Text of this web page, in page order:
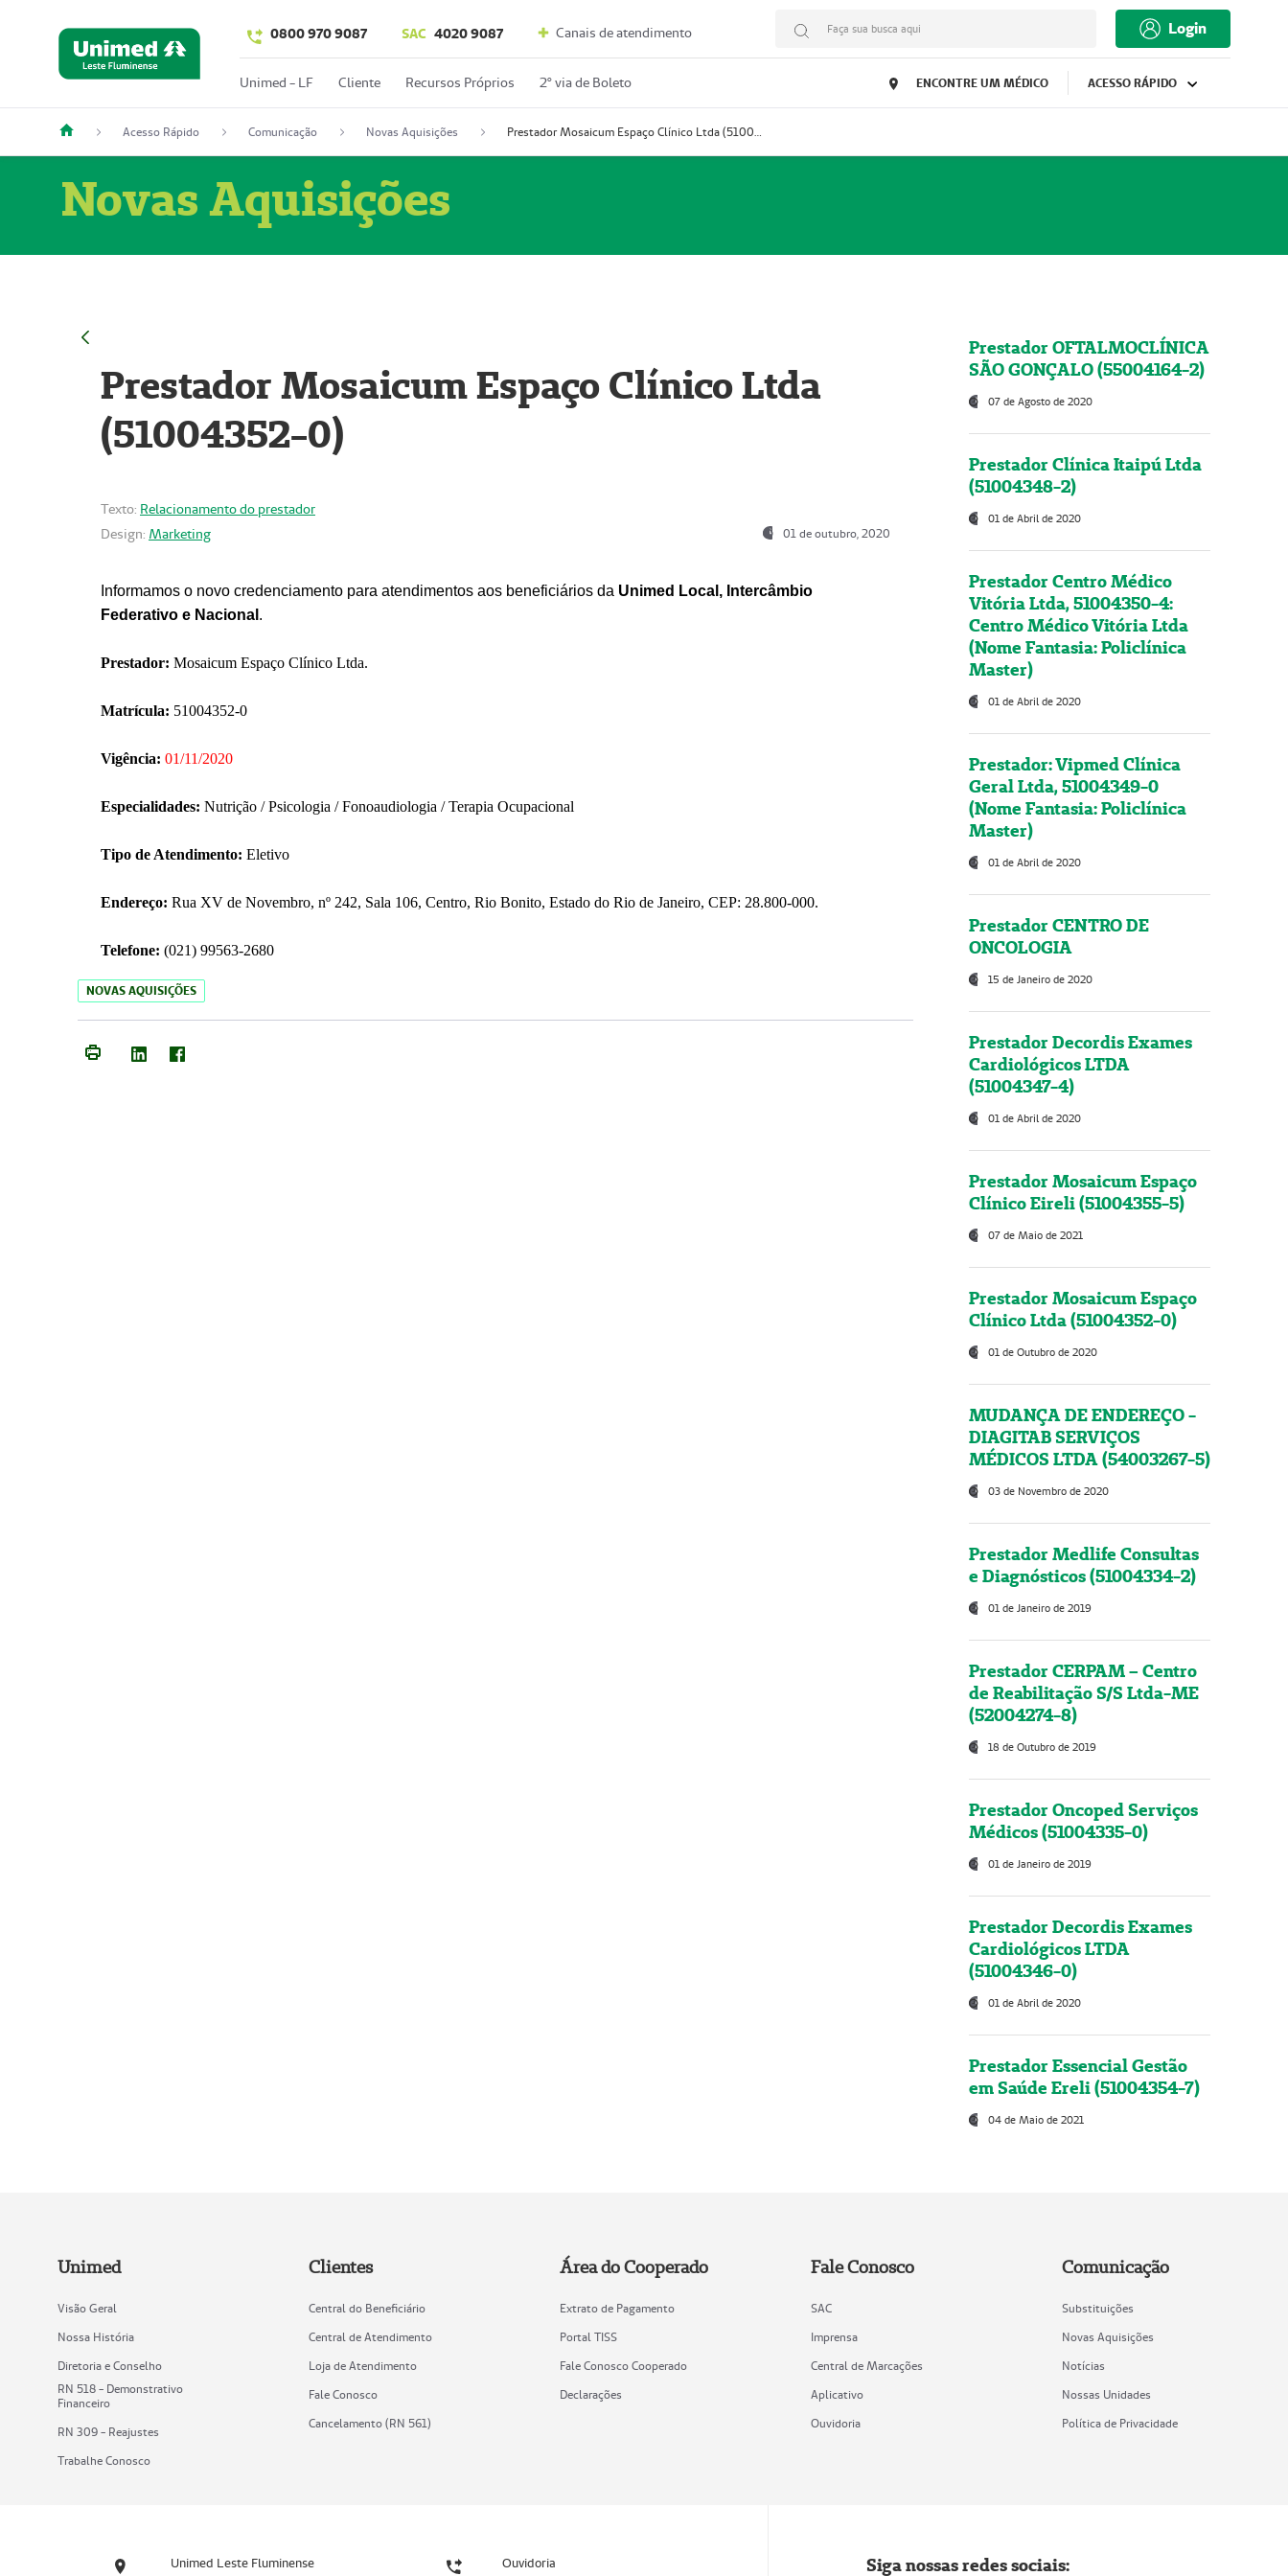
0800 970 9087 SAC 4020 9087 Canais de atendimento Faça sua busca aqui Login
Unimed - LF Cliente Recursos Próprios 2º via de Boleto ENCONTRE UM MÉDICO ACESSO RÁPIDO
Acesso Rápido Comunicação Novas Aquisições Prestador Mosaicum Espaço Clínico Ltda (51004352-0)
Novas Aquisições
Prestador Mosaicum Espaço Clínico Ltda
(51004352-0)
Texto: Relacionamento do prestador
Design: Marketing 01 de outubro, 2020
Informamos o novo credenciamento para atendimentos aos beneficiários da Unimed Local, Intercâmbio
Federativo e Nacional .
Prestador: Mosaicum Espaço Clínico Ltda.
Matrícula: 51004352-0
Vigência: 01/11/2020
Especialidades: Nutrição / Psicologia / Fonoaudiologia / Terapia Ocupacional
Tipo de Atendimento: Eletivo
Endereço: Rua XV de Novembro, nº 242, Sala 106, Centro, Rio Bonito, Estado do Rio de Janeiro, CEP: 28.800-000.
Telefone: (021) 99563-2680
NOVAS AQUISIÇÕES
Prestador OFTALMOCLÍNICA
SÃO GONÇALO (55004164-2)
07 de Agosto de 2020
Prestador Clínica Itaipú Ltda
(51004348-2)
01 de Abril de 2020
Prestador Centro Médico
Vitória Ltda, 51004350-4:
Centro Médico Vitória Ltda
(Nome Fantasia: Policlínica
Master)
01 de Abril de 2020
Prestador: Vipmed Clínica
Geral Ltda, 51004349-0
(Nome Fantasia: Policlínica
Master)
01 de Abril de 2020
Prestador CENTRO DE
ONCOLOGIA
15 de Janeiro de 2020
Prestador Decordis Exames
Cardiológicos LTDA
(51004347-4)
01 de Abril de 2020
Prestador Mosaicum Espaço
Clínico Eireli (51004355-5)
07 de Maio de 2021
Prestador Mosaicum Espaço
Clínico Ltda (51004352-0)
01 de Outubro de 2020
MUDANÇA DE ENDEREÇO -
DIAGITAB SERVIÇOS
MÉDICOS LTDA (54003267-5)
03 de Novembro de 2020
Prestador Medlife Consultas
e Diagnósticos (51004334-2)
01 de Janeiro de 2019
Prestador CERPAM – Centro
de Reabilitação S/S Ltda-ME
(52004274-8)
18 de Outubro de 2019
Prestador Oncoped Serviços
Médicos (51004335-0)
01 de Janeiro de 2019
Prestador Decordis Exames
Cardiológicos LTDA
(51004346-0)
01 de Abril de 2020
Prestador Essencial Gestão
em Saúde Ereli (51004354-7)
04 de Maio de 2021
Unimed
Visão Geral
Nossa História
Diretoria e Conselho
RN 518 - Demonstrativo
Financeiro
RN 309 - Reajustes
Trabalhe Conosco
Clientes
Central do Beneficiário
Central de Atendimento
Loja de Atendimento
Fale Conosco
Cancelamento (RN 561)
Área do Cooperado
Extrato de Pagamento
Portal TISS
Fale Conosco Cooperado
Declarações
Fale Conosco
SAC
Imprensa
Central de Marcações
Aplicativo
Ouvidoria
Comunicação
Substituições
Novas Aquisições
Notícias
Nossas Unidades
Política de Privacidade
Unimed Leste Fluminense Ouvidoria Siga nossas redes sociais: